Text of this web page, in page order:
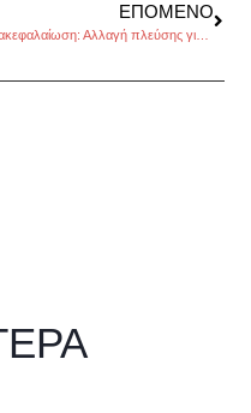
ΕΠΌΜΕΝΟ
Ανακεφαλαίωση: Αλλαγή πλεύσης για την Ελλάδα και την Ευρώπη;